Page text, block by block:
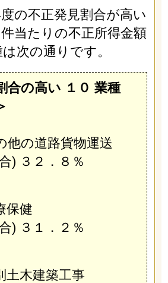
の不正発見割合が高い
当たりの不正所得金額
次の通りです。
合の高い １０ 業種
他の道路貨物運送
) ３２．８％
保健
) ３１．２％
土木建築工事